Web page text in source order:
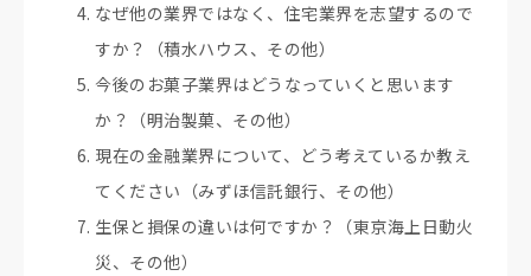
なぜ他の業界ではなく、住宅業界を志望するので
すか？（積水ハウス、その他）
今後のお菓子業界はどうなっていくと思います
か？（明治製菓、その他）
現在の金融業界について、どう考えているか教え
てください（みずほ信託銀行、その他）
生保と損保の違いは何ですか？（東京海上日動火
災、その他）